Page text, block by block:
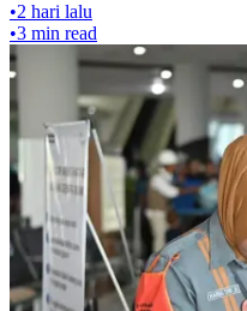
•2 hari lalu
•3 min read